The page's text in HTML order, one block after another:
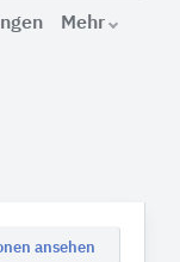
Mehr
ansehen